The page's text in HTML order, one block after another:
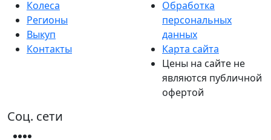
Колеса
Регионы
Выкуп
Контакты
Обработка
персональных
данных
Карта сайта
Цены на сайте не
являются публичной
офертой
Соц. сети